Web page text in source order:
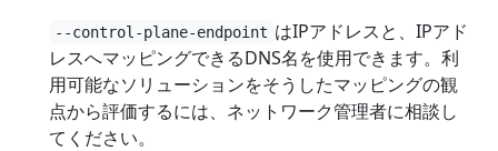
--control-plane-endpoint はIPアドレスと、IPアド
レスへマッピングできるDNS名を使用できます。利
用可能なソリューションをそうしたマッピングの観
点から評価するには、ネットワーク管理者に相談し
てください。